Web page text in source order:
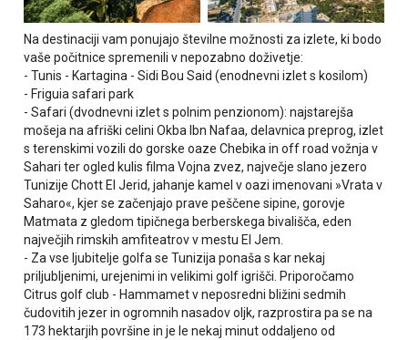
Na destinaciji vam ponujajo številne možnosti za izlete, ki bodo
vaše počitnice spremenili v nepozabno doživetje:
- Tunis - Kartagina - Sidi Bou Said (enodnevni izlet s kosilom)
- Friguia safari park
- Safari (dvodnevni izlet s polnim penzionom): najstarejša
mošeja na afriški celini Okba Ibn Nafaa, delavnica preprog, izlet
s terenskimi vozili do gorske oaze Chebika in off road vožnja v
Sahari ter ogled kulis filma Vojna zvez, največje slano jezero
Tunizije Chott El Jerid, jahanje kamel v oazi imenovani »Vrata v
Saharo«, kjer se začenjajo prave peščene sipine, gorovje
Matmata z gledom tipičnega berberskega bivališča, eden
največjih rimskih amfiteatrov v mestu El Jem.
- Za vse ljubitelje golfa se Tunizija ponaša s kar nekaj
priljubljenimi, urejenimi in velikimi golf igrišči. Priporočamo
Citrus golf club - Hammamet v neposredni bližini sedmih
čudovitih jezer in ogromnih nasadov oljk, razprostira pa se na
173 hektarjih površine in je le nekaj minut oddaljeno od